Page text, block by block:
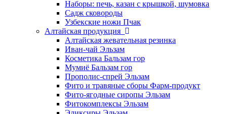
Наборы: печь, казан с крышкой, шумовка
Садж сковороды
Узбекские ножи Пчак
Алтайская продукция
Алтайская жевательная резинка
Иван-чай Эльзам
Косметика Бальзам гор
Мумиё Бальзам гор
Прополис-спрей Эльзам
Фито и травяные сборы Фарм-продукт
Фито-ягодные сиропы Эльзам
Фитокомплексы Эльзам